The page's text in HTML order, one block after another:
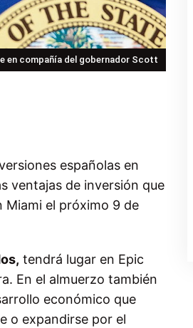
en compañía del gobernador Scott
españolas en
ventajas de inversión que
Miami el próximo 9 de
tendrá lugar en Epic
En el almuerzo también
económico que
o expandirse por el